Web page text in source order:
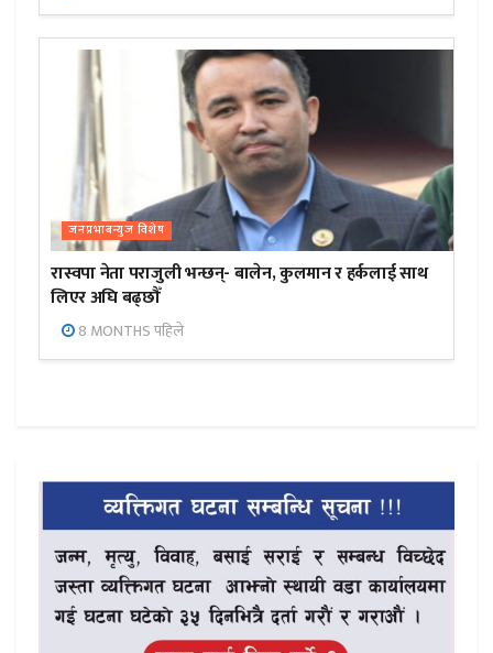
जनप्रभाबन्युज विशेष
रास्वपा नेता पराजुली भन्छन्- बालेन, कुलमान र हर्कलाई साथ
लिएर अघि बढ्छौँ
8 MONTHS पहिले